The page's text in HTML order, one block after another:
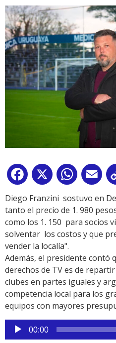
Facebook
X
Diego Franzini sostuvo en
tanto el precio de 1. 980
como los 1. 150 para socios
solventar los costos y que
vender la localía".
Además, el presidente contó
derechos de TV es de
clubes en partes iguales y
competencia local para los
equipos con mayores
Reproductor
de
00:00